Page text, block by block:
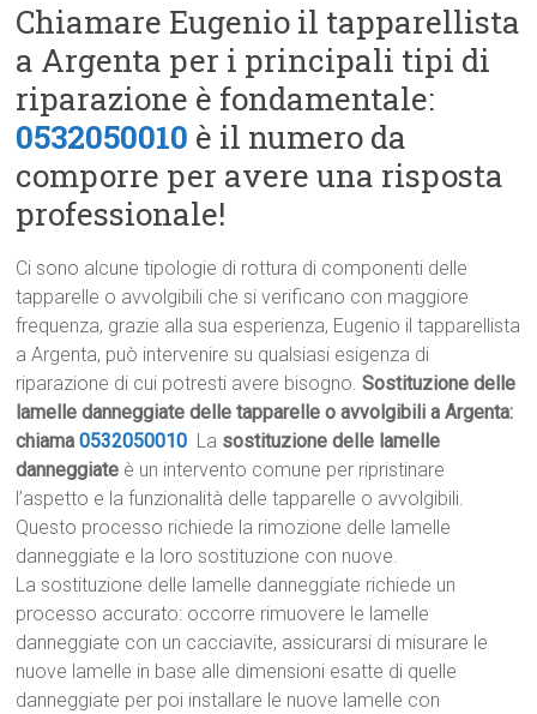
Chiamare Eugenio il tapparellista
a Argenta per i principali tipi di
riparazione è fondamentale:
0532050010 è il numero da
comporre per avere una risposta
professionale!
Ci sono alcune tipologie di rottura di componenti delle
tapparelle o avvolgibili che si verificano con maggiore
frequenza, grazie alla sua esperienza, Eugenio il tapparellista
a Argenta, può intervenire su qualsiasi esigenza di
riparazione di cui potresti avere bisogno.Sostituzione delle
lamelle danneggiate delle tapparelle o avvolgibili a Argenta:
chiama0532050010 La sostituzione delle lamelle
danneggiate è un intervento comune per ripristinare
l’aspetto e la funzionalità delle tapparelle o avvolgibili.
Questo processo richiede la rimozione delle lamelle
danneggiate e la loro sostituzione con nuove.
La sostituzione delle lamelle danneggiate richiede un
processo accurato: occorre rimuovere le lamelle
danneggiate con un cacciavite, assicurarsi di misurare le
nuove lamelle in base alle dimensioni esatte di quelle
danneggiate per poi installare le nuove lamelle con